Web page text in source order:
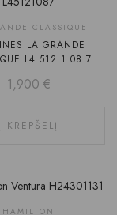
CLASSIQUE
LA GRANDE
L4.512.1.08.7
1,900 €
KREPŠELĮ
HAMILTON